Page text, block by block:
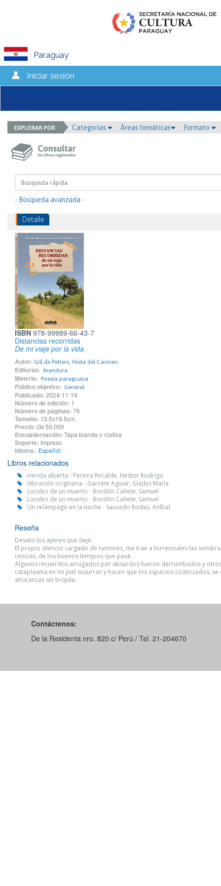
Paraguay
Iniciar sesión
Categorías Áreas temáticas Formato
- Búsqueda avanzada -
Detalle
ISBN 978-99989-66-43-7
Distancias recorridas
De mi viaje por la vida
Autor: Gill de Petters, Hilda del Carmen
Editorial: Arandura
Materia: Poesía paraguaya
Público objetivo: General
Publicado: 2024-11-19
Número de edición: 1
Número de páginas: 76
Tamaño: 13.5x19.5cm.
Precio: Gs50.000
Encuadernación: Tapa blanda o rústica
Soporte: Impreso
Idioma: Español
Libros relacionados
Herida abierta - Pereira Recalde, Nestor Rodrigo
Vibración originaria - Garcete Aguiar, Gladys María
Lucidez de un muerto - Bordón Cañete, Samuel
Lucidez de un muerto - Bordón Cañete, Samuel
Un relámpago en la noche - Saucedo Rodas, Aníbal
Reseña
Desato los ayeres que dejé.
El propio silencio cargado de rumores, me trae a torrenciales las
cenizas, de los buenos tiempos que pasé.
Algunos recuerdos arrugados por absurdos fueron derrumbados y
cataplasma en mi piel susurran y hacen que los espacios cicatrizados, se
añoranzas sin brújula.
Contáctenos:
De la Residenta nro. 820 c/ Perú / Tel. 21-204670